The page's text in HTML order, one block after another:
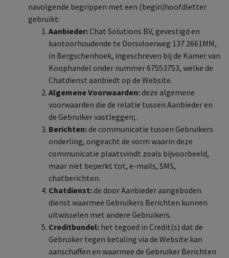
navolgende begrippen met een (begin)hoofdletter
gebruikt:
Aanbieder:Chat Solutions BV, gevestigd en
kantoorhoudende te Dorsvloerweg 137 2661MM,
in Bergschenhoek, ingeschreven bij de Kamer van
Koophandel onder nummer 67553753, welke de
Chatdienst aanbiedt op de Website.
Algemene Voorwaarden:deze algemene
voorwaarden die de relatie tussen Aanbieder en
de Gebruiker vastleggen;.
Berichten:de communicatie tussen Gebruikers
onderling, ongeacht de vorm waarin deze
communicatie plaatsvindt zoals bijvoorbeeld,
maar niet beperkt tot, e-mails, SMS,
chatberichten.
Chatdienst:de door Aanbieder aangeboden
dienst waarmee Gebruikers Berichten kunnen
uitwisselen met andere Gebruikers.
Creditbundel: het tegoed in Credit(s) dat de
Gebruiker tegen betaling via de Website kan
aanschaffen en waarmee de Gebruiker Berichten